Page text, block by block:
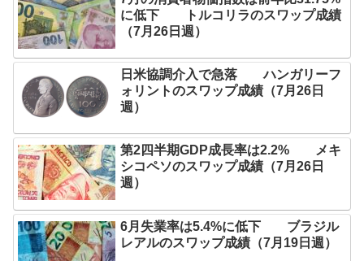
に低下 トルコリラのスワップ成績
（7月26日週）
日米協調介入で急落 ハンガリーフ
ォリントのスワップ成績（7月26日
週）
第2四半期GDP成長率は2.2% メキ
シコペソのスワップ成績（7月26日
週）
6月失業率は5.4%に低下 ブラジル
レアルのスワップ成績（7月19日週）